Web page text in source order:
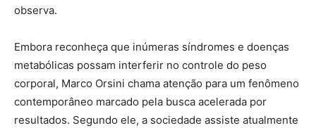
observa.
Embora reconheça que inúmeras síndromes e doenças
metabólicas possam interferir no controle do peso
corporal, Marco Orsini chama atenção para um fenômeno
contemporâneo marcado pela busca acelerada por
resultados. Segundo ele, a sociedade assiste atualmente